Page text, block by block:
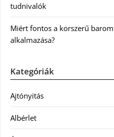
tudnivalók
Miért fontos a korszerű
alkalmazása?
Kategóriák
Ajtónyitás
Albérlet